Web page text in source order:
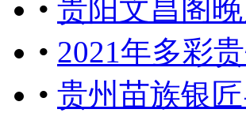
• 贵阳文昌阁
• 2021年多彩
• 贵州苗族银